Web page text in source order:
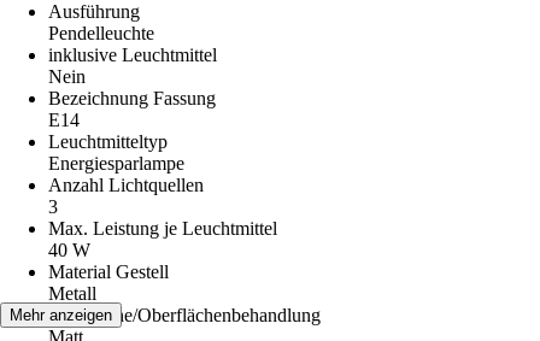
Ausführung
Pendelleuchte
inklusive Leuchtmittel
Nein
Bezeichnung Fassung
E14
Leuchtmitteltyp
Energiesparlampe
Anzahl Lichtquellen
3
Max. Leistung je Leuchtmittel
40 W
Material Gestell
Metall
Oberfläche/Oberflächenbehandlung
Matt
Mehr anzeigen